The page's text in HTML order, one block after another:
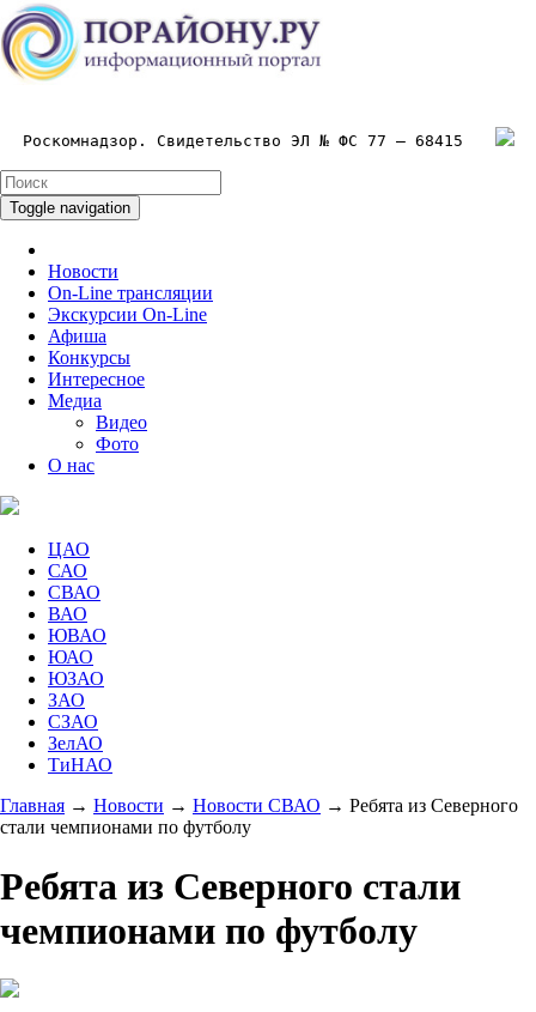
Роскомнадзор. Свидетельство ЭЛ № ФС 77 – 68415
Toggle navigation
Новости
On-Line трансляции
Экскурсии On-Line
Афиша
Конкурсы
Интересное
Медиа
Видео
Фото
О нас
ЦАО
САО
СВАО
ВАО
ЮВАО
ЮАО
ЮЗАО
ЗАО
СЗАО
ЗелАО
ТиНАО
Главная → Новости → Новости СВАО → Ребята из Северного
стали чемпионами по футболу
Ребята из Северного стали
чемпионами по футболу